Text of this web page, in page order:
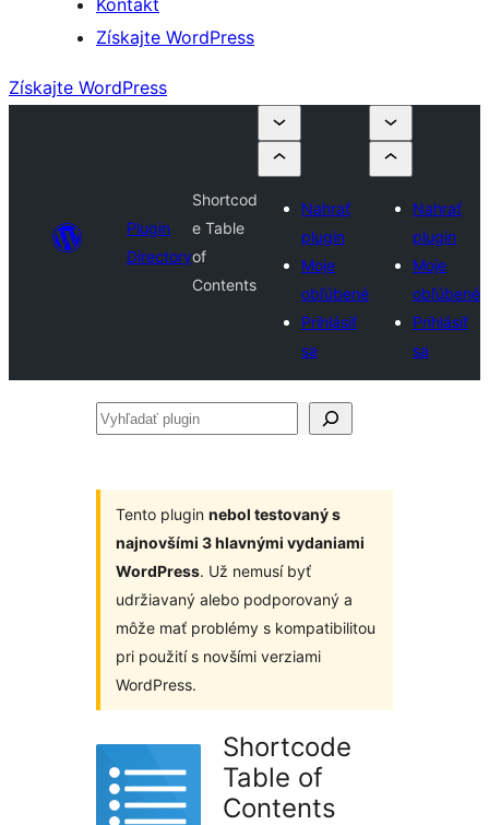
Kontakt
Získajte WordPress
Získajte WordPress
Plugin
Directory
Shortcod
e Table
of
Contents
Nahrať
plugin
Moje
obľúbené
Prihlásiť
sa
Nahrať
plugin
Moje
obľúbené
Prihlásiť
sa
Vyhľadať
Tento plugin nebol testovaný s
najnovšími 3 hlavnými vydaniami
WordPress. Už nemusí byť
udržiavaný alebo podporovaný a
môže mať problémy s kompatibilitou
pri použití s novšími verziami
WordPress.
Shortcode
Table of
Contents